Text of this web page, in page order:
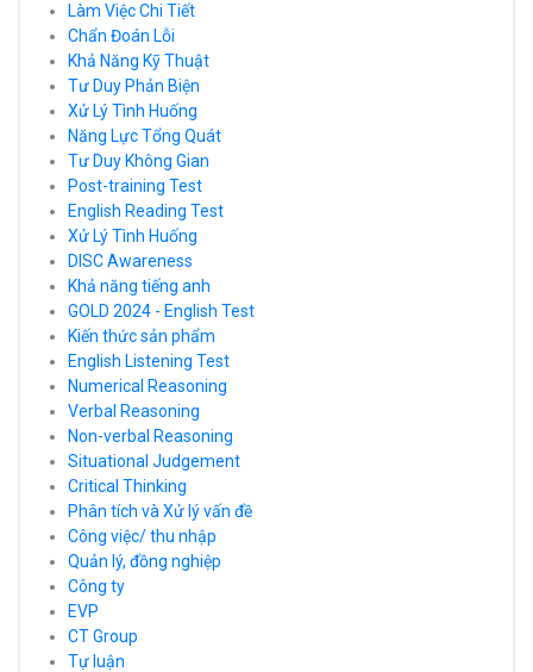
Làm Việc Chi Tiết
Chẩn Đoán Lỗi
Khả Năng Kỹ Thuật
Tư Duy Phản Biện
Xử Lý Tình Huống
Năng Lực Tổng Quát
Tư Duy Không Gian
Post-training Test
English Reading Test
Xử Lý Tình Huống
DISC Awareness
Khả năng tiếng anh
GOLD 2024 - English Test
Kiến thức sản phẩm
English Listening Test
Numerical Reasoning
Verbal Reasoning
Non-verbal Reasoning
Situational Judgement
Critical Thinking
Phân tích và Xử lý vấn đề
Công việc/ thu nhập
Quản lý, đồng nghiệp
Công ty
EVP
CT Group
Tự luận